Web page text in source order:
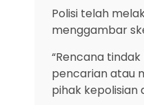
Polisi telah
menggambar
“Rencana
pencarian atau
pihak kepolisian